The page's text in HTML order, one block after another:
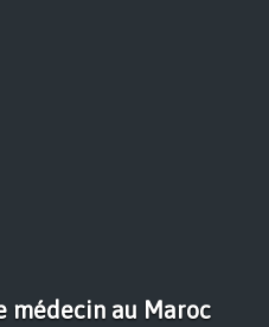
médecin au Maroc